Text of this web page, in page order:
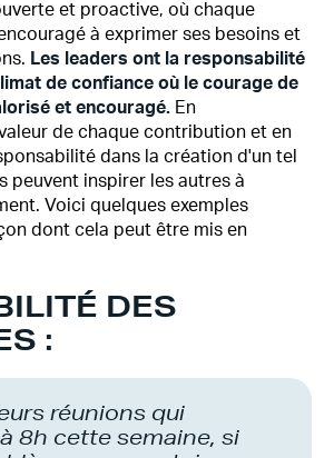
et proactive, où chaque
à exprimer ses besoins et
Les leaders ont la responsabilité
de confiance où le courage de
et encouragé. En
de chaque contribution et en
dans la création d'un tel
peuvent inspirer les autres à
Voici quelques exemples
dont cela peut être mis en
DES
:
réunions qui
8h cette semaine, si